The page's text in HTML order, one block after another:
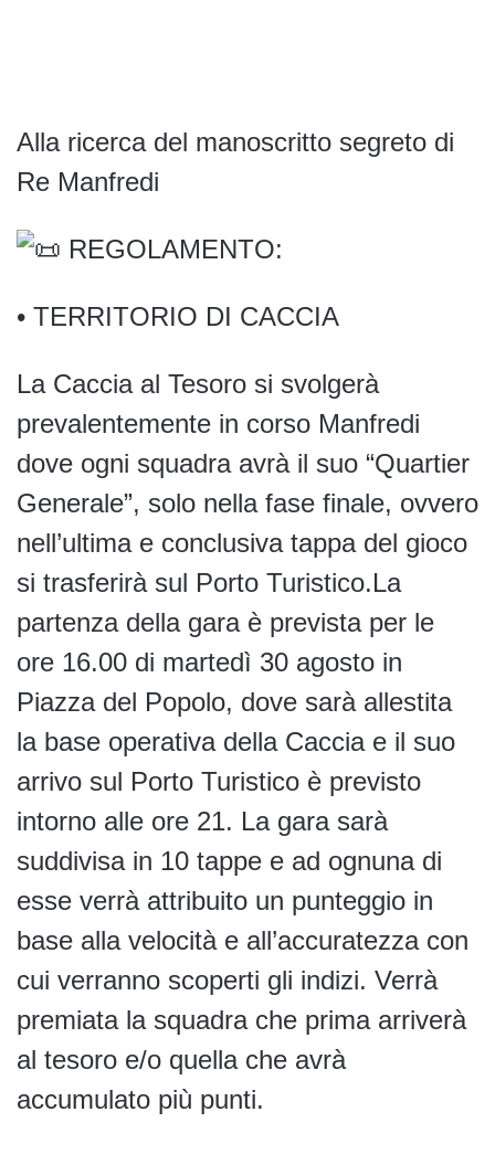
Alla ricerca del manoscritto segreto di
Re Manfredi
REGOLAMENTO:
• TERRITORIO DI CACCIA
La Caccia al Tesoro si svolgerà
prevalentemente in corso Manfredi
dove ogni squadra avrà il suo “Quartier
Generale”, solo nella fase finale, ovvero
nell’ultima e conclusiva tappa del gioco
si trasferirà sul Porto Turistico.La
partenza della gara è prevista per le
ore 16.00 di martedì 30 agosto in
Piazza del Popolo, dove sarà allestita
la base operativa della Caccia e il suo
arrivo sul Porto Turistico è previsto
intorno alle ore 21. La gara sarà
suddivisa in 10 tappe e ad ognuna di
esse verrà attribuito un punteggio in
base alla velocità e all’accuratezza con
cui verranno scoperti gli indizi. Verrà
premiata la squadra che prima arriverà
al tesoro e/o quella che avrà
accumulato più punti.